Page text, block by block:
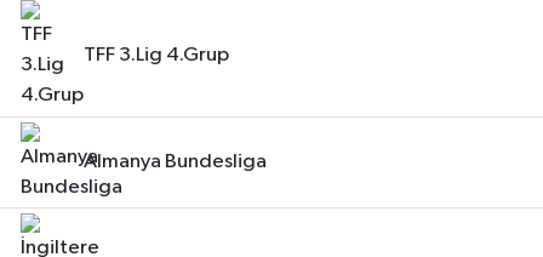
TFF 3.Lig 4.Grup
Almanya Bundesliga